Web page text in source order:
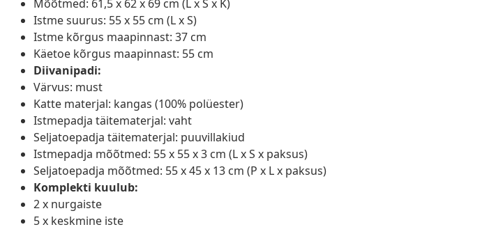
Mõõtmed: 61,5 x 62 x 69 cm (L x S x K)
Istme suurus: 55 x 55 cm (L x S)
Istme kõrgus maapinnast: 37 cm
Käetoe kõrgus maapinnast: 55 cm
Diivanipadi:
Värvus: must
Katte materjal: kangas (100% polüester)
Istmepadja täitematerjal: vaht
Seljatoepadja täitematerjal: puuvillakiud
Istmepadja mõõtmed: 55 x 55 x 3 cm (L x S x paksus)
Seljatoepadja mõõtmed: 55 x 45 x 13 cm (P x L x paksus)
Komplekti kuulub:
2 x nurgaiste
5 x keskmine iste